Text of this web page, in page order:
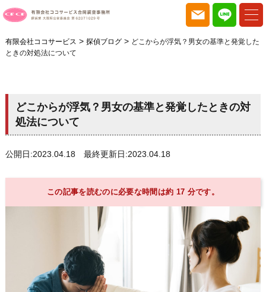
有限会社ココサービス > 探偵ブログ> どこからが浮気？男女の基準と発覚した
ときの対処法について
どこからが浮気？男女の基準と発覚したときの対
処法について
公開日:2023.04.18 最終更新日:2023.04.18
この記事を読むのに必要な時間は約 17 分です。